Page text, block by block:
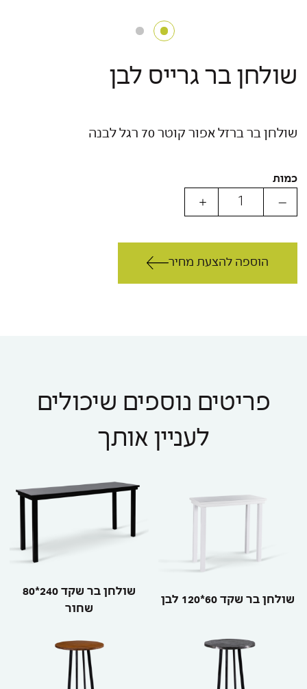
שולחן בר גרייס לבן
שולחן בר ברזל אפור קוטר 70 רגל לבנה
כמות
הוספה להצעת מחיר
פריטים נוספים שיכולים
לעניין אותך
שולחן בר שקד 60*120 לבן
שולחן בר שקד 240*80
שחור